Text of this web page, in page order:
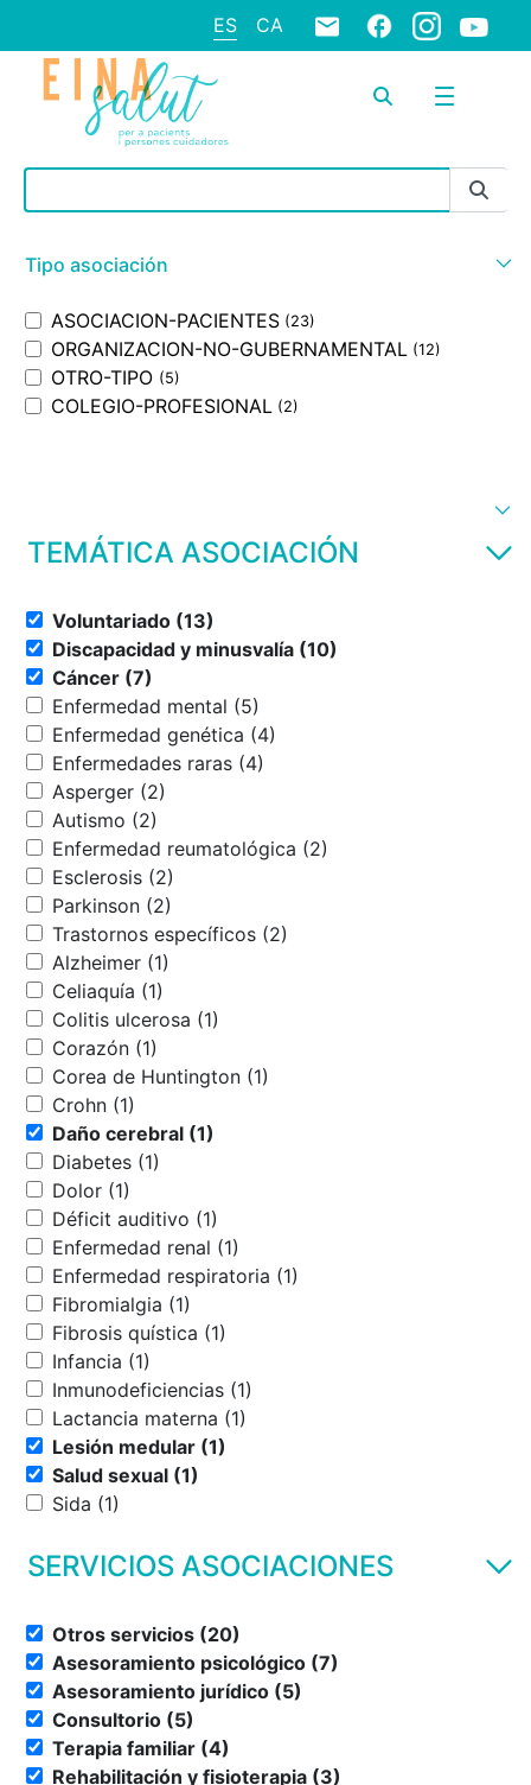
ES CA
Barra de búsqueda
Tipo asociación
ASOCIACION-PACIENTES (23)
ORGANIZACION-NO-GUBERNAMENTAL (12)
OTRO-TIPO (5)
COLEGIO-PROFESIONAL (2)
TEMÁTICA ASOCIACIÓN
Voluntariado (13)
Discapacidad y minusvalía (10)
Cáncer (7)
Enfermedad mental (5)
Enfermedad genética (4)
Enfermedades raras (4)
Asperger (2)
Autismo (2)
Enfermedad reumatológica (2)
Esclerosis (2)
Parkinson (2)
Trastornos específicos (2)
Alzheimer (1)
Celiaquía (1)
Colitis ulcerosa (1)
Corazón (1)
Corea de Huntington (1)
Crohn (1)
Daño cerebral (1)
Diabetes (1)
Dolor (1)
Déficit auditivo (1)
Enfermedad renal (1)
Enfermedad respiratoria (1)
Fibromialgia (1)
Fibrosis quística (1)
Infancia (1)
Inmunodeficiencias (1)
Lactancia materna (1)
Lesión medular (1)
Salud sexual (1)
Sida (1)
SERVICIOS ASOCIACIONES
Otros servicios (20)
Asesoramiento psicológico (7)
Asesoramiento jurídico (5)
Consultorio (5)
Terapia familiar (4)
Rehabilitación y fisioterapia (3)